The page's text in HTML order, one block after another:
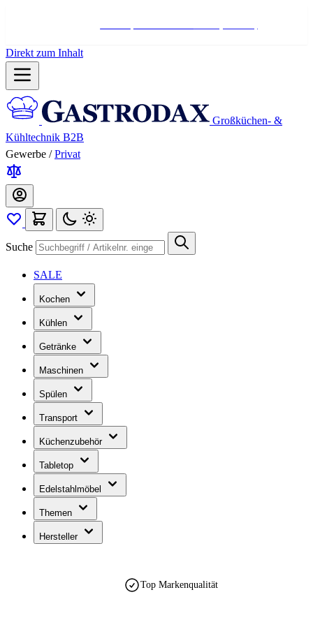
Direkt zum Inhalt
Großküchen- &
Kühltechnik B2B
Gewerbe / Privat
Suche
SALE
Kochen
Kühlen
Getränke
Maschinen
Spülen
Transport
Küchenzubehör
Tabletop
Edelstahlmöbel
Themen
Hersteller
Top Markenqualität